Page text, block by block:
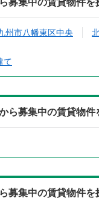
募集中の賃貸物件を
州市八幡東区中央
て
ら募集中の賃貸物件
募集中の賃貸物件を